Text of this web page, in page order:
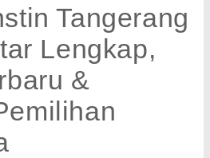
Tangerang
Lengkap,
&